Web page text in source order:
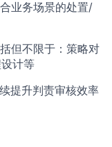
业务场景的处置/
但不限于：策略对
计等
提升判责审核效率